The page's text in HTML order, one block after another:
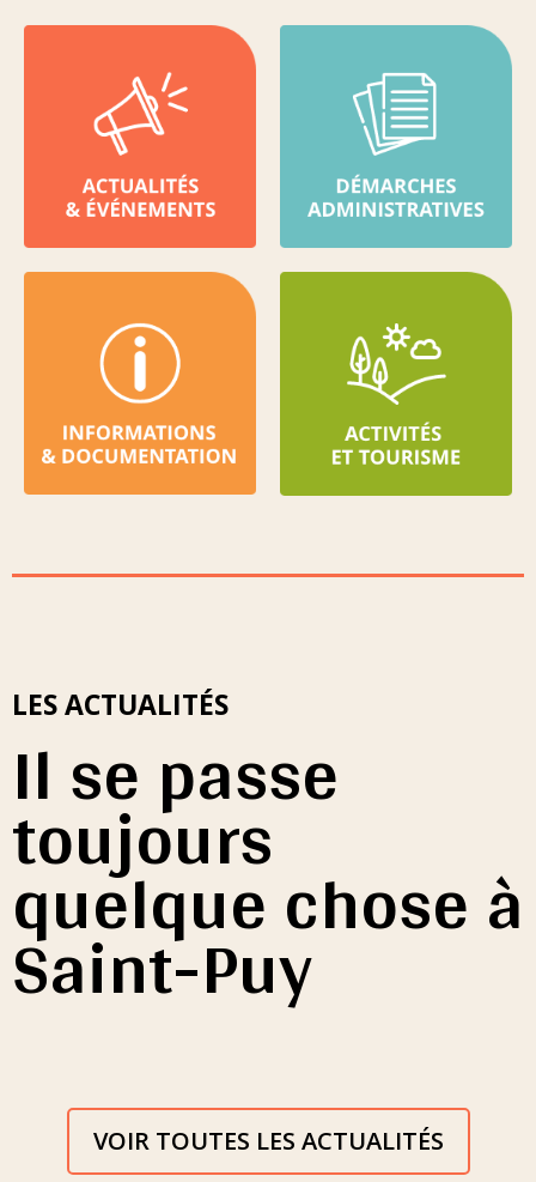
LES ACTUALITÉS
Il se passe
toujours
quelque chose à
Saint-Puy
VOIR TOUTES LES ACTUALITÉS